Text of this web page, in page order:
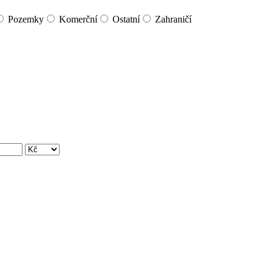
Pozemky Komerční Ostatní Zahraničí